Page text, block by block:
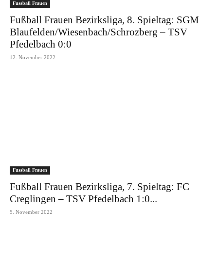
Fussball Frauen
Fußball Frauen Bezirksliga, 8. Spieltag: SGM
Blaufelden/Wiesenbach/Schrozberg – TSV
Pfedelbach 0:0
12. November 2022
Fussball Frauen
Fußball Frauen Bezirksliga, 7. Spieltag: FC
Creglingen – TSV Pfedelbach 1:0...
5. November 2022